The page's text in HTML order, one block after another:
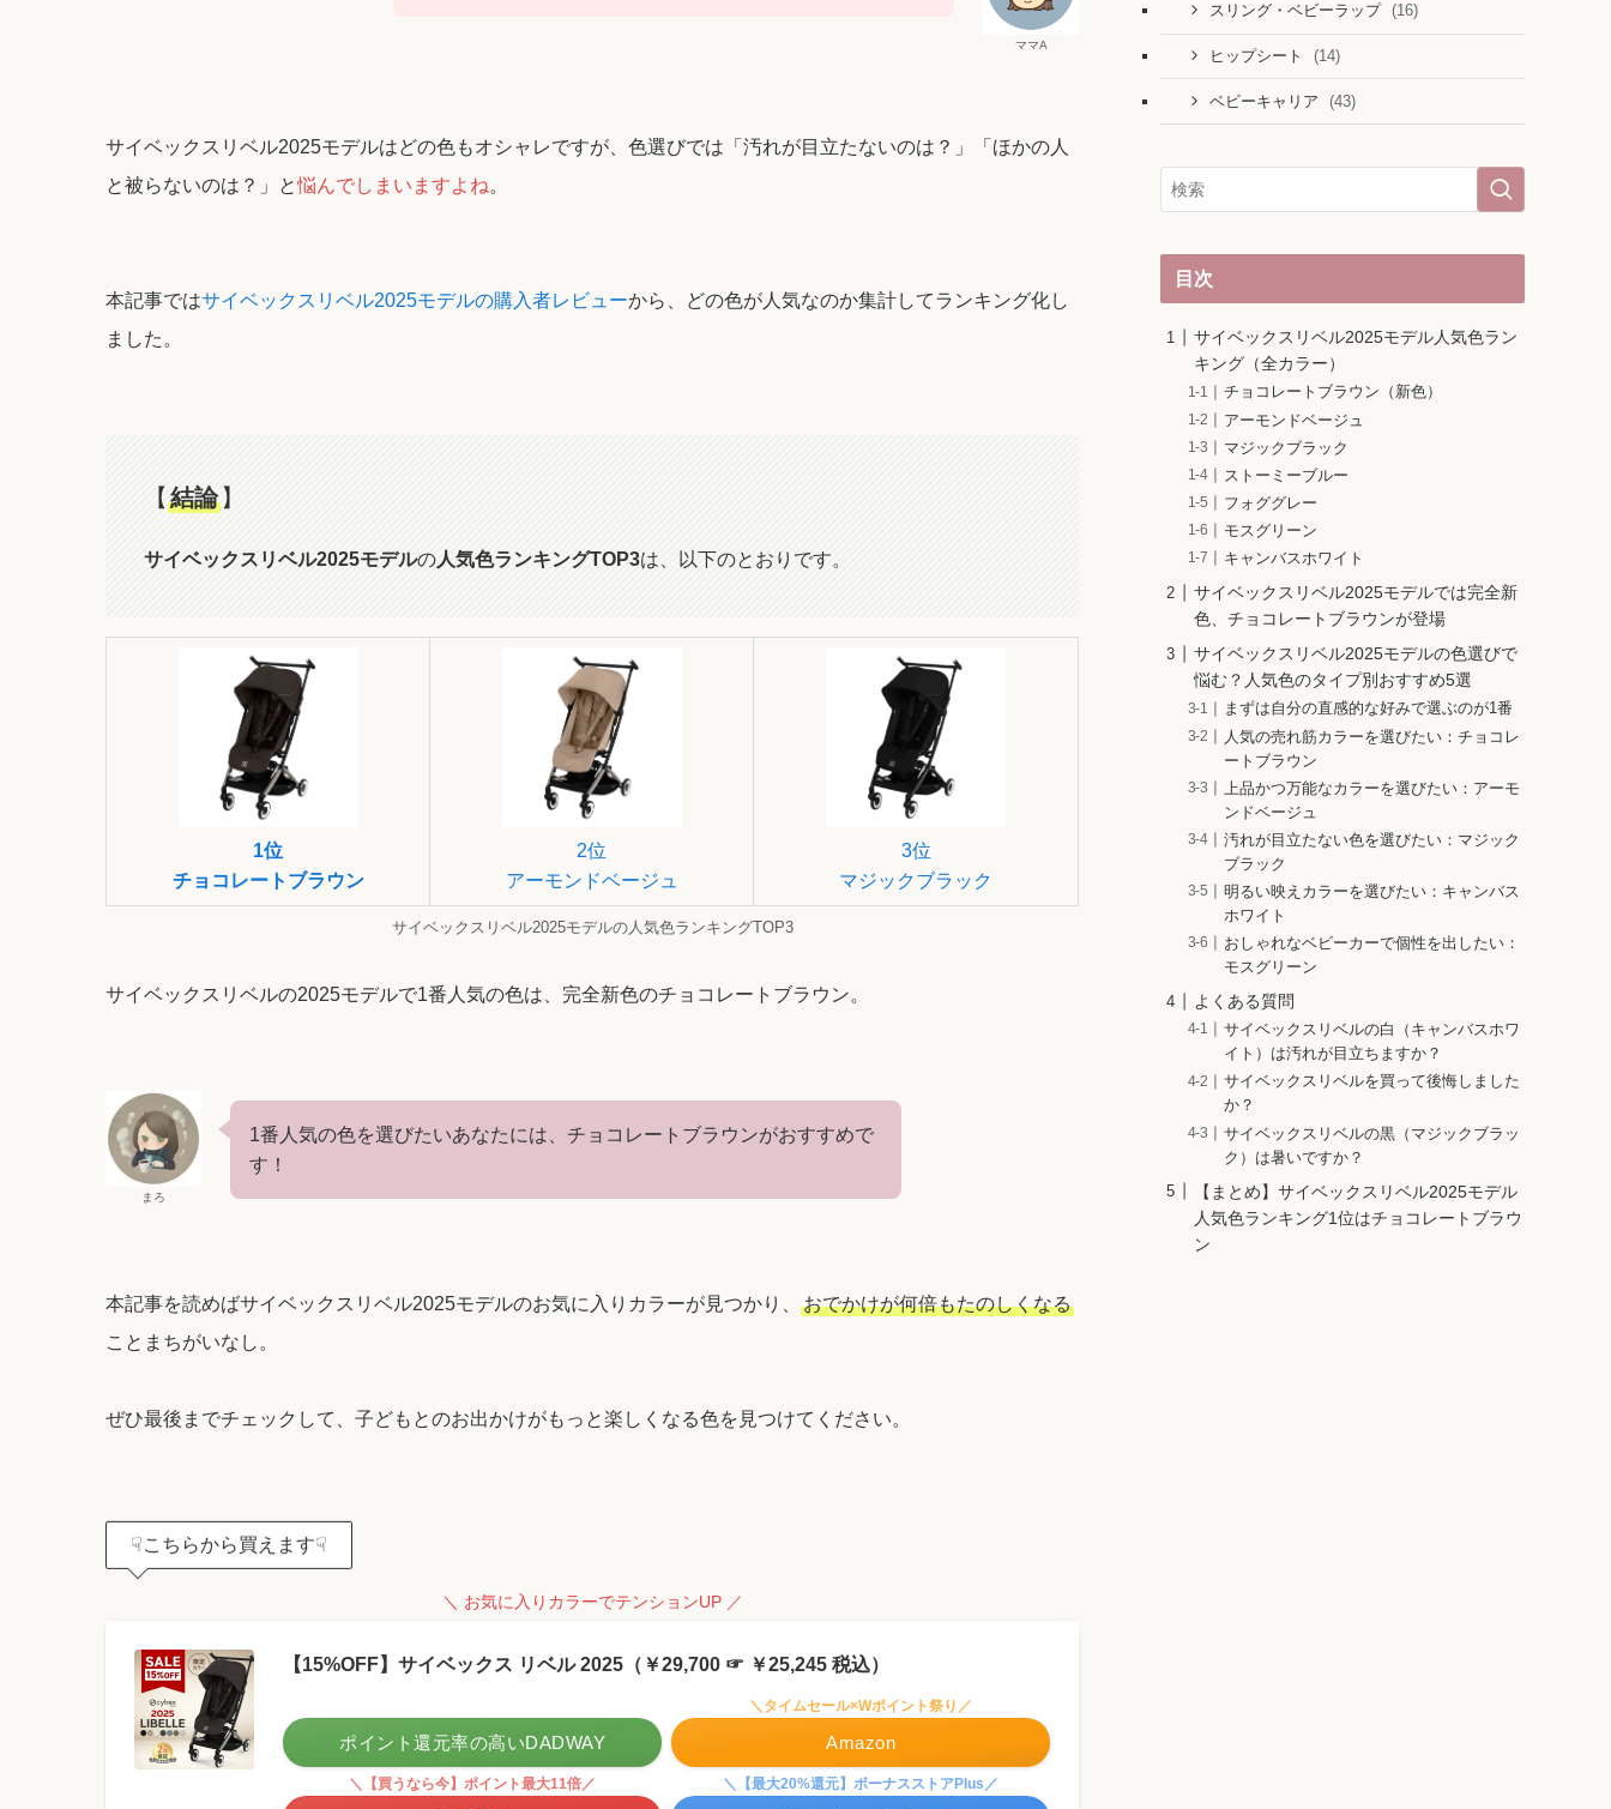
ママA
サイベックスリベル2025モデルはどの色もオシャレですが、色選びでは「汚れが目立たないのは？」「ほかの人
と被らないのは？」と悩んでしまいますよね。
本記事ではサイベックスリベル2025モデルの購入者レビューから、どの色が人気なのか集計してランキング化し
ました。
【 結論 】
サイベックスリベル2025モデルの人気色ランキングTOP3は、以下のとおりです。
1位
チョコレートブラウン
2位
アーモンドベージュ
3位
マジックブラック
サイベックスリベル2025モデルの人気色ランキングTOP3
サイベックスリベルの2025モデルで1番人気の色は、完全新色のチョコレートブラウン。
まろ
1番人気の色を選びたいあなたには、チョコレートブラウンがおすすめで
す！
本記事を読めばサイベックスリベル2025モデルのお気に入りカラーが見つかり、
おでかけが何倍もたのしくなる
ことまちがいなし。
ぜひ最後までチェックして、子どもとのお出かけがもっと楽しくなる色を見つけてください。
☟こちらから買えます☟
＼ お気に入りカラーでテンションUP ／
【15%OFF】サイベックス リベル 2025（￥29,700 ☞ ￥25,245 税込）
＼タイムセール×Wポイント祭り／
Amazon
＼【買うなら今】ポイント最大11倍／ ＼【最大20%還元】ボーナスストアPlus／
ポイント還元率の高いDADWAY
スリング・ベビーラップ (16)
ヒップシート (14)
ベビーキャリア (43)
目次
サイベックスリベル2025モデル人気色ラン
キング（全カラー）
チョコレートブラウン（新色）
アーモンドベージュ
マジックブラック
ストーミーブルー
フォググレー
モスグリーン
キャンバスホワイト
サイベックスリベル2025モデルでは完全新
色、チョコレートブラウンが登場
サイベックスリベル2025モデルの色選びで
悩む？人気色のタイプ別おすすめ5選
まずは自分の直感的な好みで選ぶのが1番
人気の売れ筋カラーを選びたい：チョコレ
ートブラウン
上品かつ万能なカラーを選びたい：アーモ
ンドベージュ
汚れが目立たない色を選びたい：マジック
ブラック
明るい映えカラーを選びたい：キャンバス
ホワイト
おしゃれなベビーカーで個性を出したい：
モスグリーン
よくある質問
サイベックスリベルの白（キャンバスホワ
イト）は汚れが目立ちますか？
サイベックスリベルを買って後悔しました
か？
サイベックスリベルの黒（マジックブラッ
ク）は暑いですか？
【まとめ】サイベックスリベル2025モデル
人気色ランキング1位はチョコレートブラウ
ン